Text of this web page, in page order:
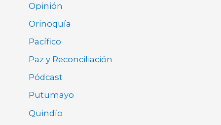
Opinión
Orinoquía
Pacífico
Paz y Reconciliación
Pódcast
Putumayo
Quindío